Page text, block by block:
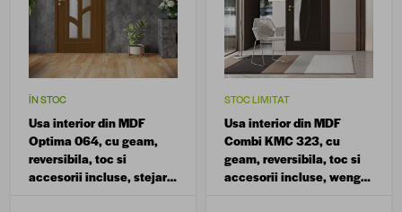
ÎN STOC
Usa interior din MDF
Optima 064, cu geam,
reversibila, toc si
accesorii incluse, stejar
STOC LIMITAT
Usa interior din MDF
Combi KMC 323, cu
geam, reversibila, toc si
accesorii incluse, wenge,